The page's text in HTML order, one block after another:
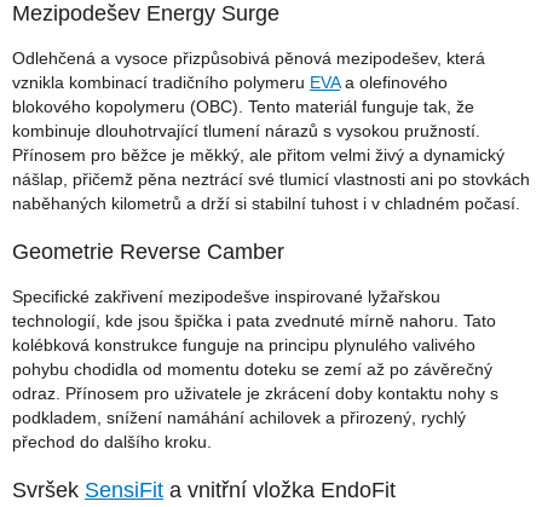
Mezipodešev Energy Surge
Odlehčená a vysoce přizpůsobivá pěnová mezipodešev, která
vznikla kombinací tradičního polymeru EVAa olefinového
blokového kopolymeru (OBC). Tento materiál funguje tak, že
kombinuje dlouhotrvající tlumení nárazů s vysokou pružností.
Přínosem pro běžce je měkký, ale přitom velmi živý a dynamický
nášlap, přičemž pěna neztrácí své tlumicí vlastnosti ani po stovkách
naběhaných kilometrů a drží si stabilní tuhost i v chladném počasí.
Geometrie Reverse Camber
Specifické zakřivení mezipodešve inspirované lyžařskou
technologií, kde jsou špička i pata zvednuté mírně nahoru. Tato
kolébková konstrukce funguje na principu plynulého valivého
pohybu chodidla od momentu doteku se zemí až po závěrečný
odraz. Přínosem pro uživatele je zkrácení doby kontaktu nohy s
podkladem, snížení namáhání achilovek a přirozený, rychlý
přechod do dalšího kroku.
Svršek SensiFit a vnitřní vložka EndoFit